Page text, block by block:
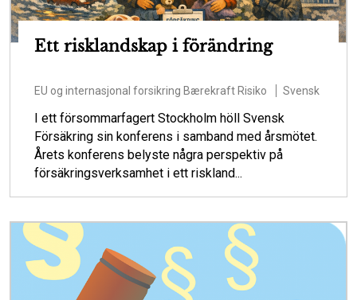
Ett risklandskap i förändring
EU og internasjonal forsikring Bærekraft Risiko Svensk
I ett försommarfagert Stockholm höll Svensk
Försäkring sin konferens i samband med årsmötet.
Årets konferens belyste några perspektiv på
försäkringsverksamhet i ett riskland...